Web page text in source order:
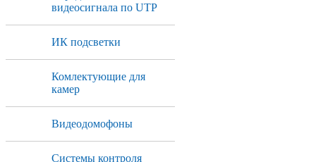
видеосигнала по UTP
ИК подсветки
Комлектующие для
камер
Видеодомофоны
Системы контроля